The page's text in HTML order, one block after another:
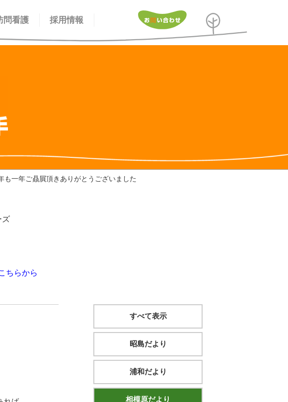
問看護 採用情報
も一年ご贔屓頂きありがとうございました
ズ
ちらから
すべて表示
昭島だより
浦和だより
相模原だより